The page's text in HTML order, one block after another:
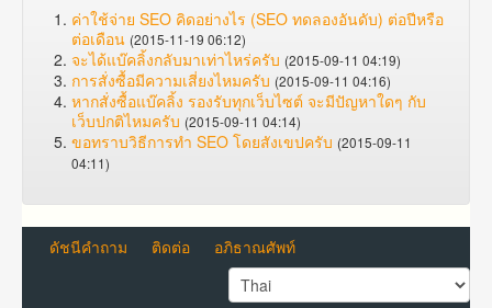
ค่าใช้จ่าย SEO คิดอย่างไร (SEO ทดลองอันดับ) ต่อปีหรือ
ต่อเดือน (2015-11-19 06:12)
จะได้แบ๊คลิ้งกลับมาเท่าไหร่ครับ (2015-09-11 04:19)
การสั่งซื้อมีความเสี่ยงไหมครับ (2015-09-11 04:16)
หากสั่งซื้อแบ๊คลิ้ง รองรับทุกเว็บไซต์ จะมีปัญหาใดๆ กับ
เว็บปกติไหมครับ (2015-09-11 04:14)
ขอทราบวิธีการทำ SEO โดยสังเขปครับ (2015-09-11
04:11)
ดัชนีคำถาม ติดต่อ อภิธาณศัพท์